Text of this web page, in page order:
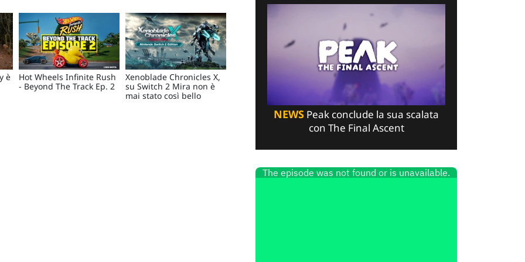
è
Hot Wheels Infinite Rush
- Beyond The Track Ep. 2
Xenoblade Chronicles X,
su Switch 2 Mira non è
mai stato così bello
NEWS Peak conclude la sua scalata
con The Final Ascent